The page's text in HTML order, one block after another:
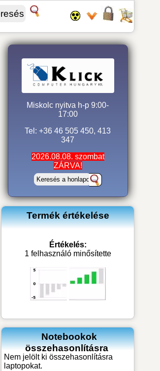
Miskolc nyitva h-p 9:00-
17:00
Tel: +36 46 505 450, 413
347
2026.08.08. szombat
ZÁRVA!
Termék értékelése
Értékelés:
1 felhasználó minősítette
Notebookok
összehasonlításra
Nem jelölt ki összehasonlításra
laptopokat.